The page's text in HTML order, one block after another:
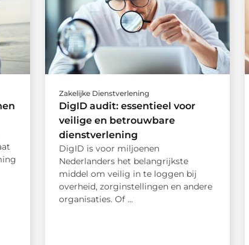
Zakelijke Dienstverlening
DigID audit: essentieel voor
veilige en betrouwbare
dienstverlening
DigID is voor miljoenen
Nederlanders het belangrijkste
middel om veilig in te loggen bij
overheid, zorginstellingen en andere
organisaties. Of ...